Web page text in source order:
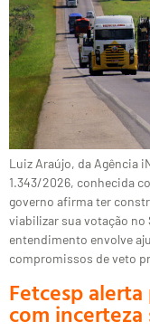
Luiz Araújo, da Agência
1.343/2026, conhecida
governo afirma ter
viabilizar sua votação no
entendimento envolve
compromissos de veto
Fetcesp
com